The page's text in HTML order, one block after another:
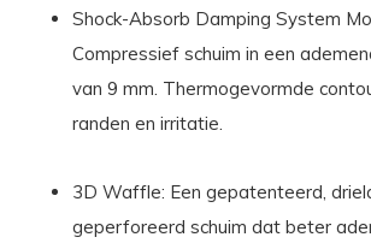
Shock-Absorb Damping System
Compressief schuim in een
van 9 mm. Thermogevormde
randen en irritatie.
3D Waffle: Een gepatenteerd,
geperforeerd schuim dat beter